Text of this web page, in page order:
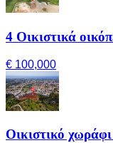
4 Οικιστικά
€ 100,000
Οικιστικό